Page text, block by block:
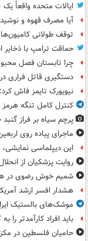
ایالات متحده واقعاً
آیا مصرف قهوه و
توقف طولانی
حماقت ترامپ با ذخایر
چرا تابستان فصل
دستگیری قاتل فراری
نیویورک تایمز فاش
کنترل کامل تنگه
پرچم سیاه بر فراز
ماجرای پیاده روی
این دیپلماسی
روایت پزشکیان از
شمیم خوش رضوی در
هشدار افسر ارشد
موشک‌های بالستیک
باید افراد کارآمدتر را
حامیان فلسطین در